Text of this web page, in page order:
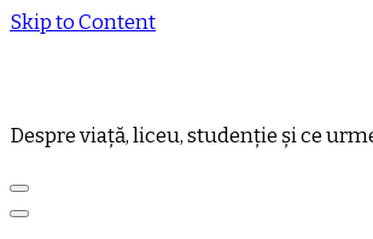
Skip to Content
Despre viață, liceu, studenție și ce